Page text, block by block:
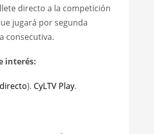
directo a la competición
jugará por segunda
consecutiva.
interés:
directo). CyLTV Play.